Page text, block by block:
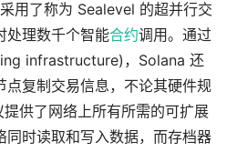
用了称为 Sealevel 的超并行交
处理数千个智能合约调用。通过
infrastructure)，Solana 还
点复制交易信息，不论其硬件规
供了网络上所有所需的可扩展
同时读取和写入数据，而存档器